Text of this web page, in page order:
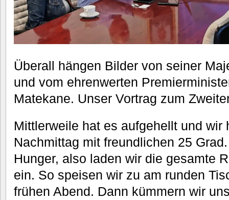
Überall hängen Bilder von seiner
und vom ehrenwerten
Matekane. Unser Vortrag zum
Mittlerweile hat es aufgehellt und wir
Nachmittag mit freundlichen 25
Hunger, also laden wir die gesamte
ein. So speisen wir zu am runden
frühen Abend. Dann kümmern wir